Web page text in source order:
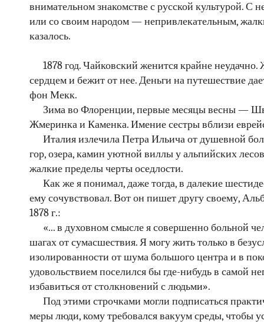
внимательном знакомстве с русской культурой. С
или со своим народом — непривлекательным,
казалось.
1878 год. Чайковский женится крайне
сердцем и бежит от нее. Деньги на путешествие
фон Мекк.
Зима во Флоренции, первые месяцы весны —
Жмеринка и Каменка. Имение сестры вблизи
Италия излечила Петра Ильича от душевной
гор, озера, камин уютной виллы у альпийских
жалкие пределы черты оседлости.
Как же я понимал, даже тогда, в далекие
ему сочувствовал. Вот он пишет другу своему,
1878 г.:
«... в духовном смысле я совершенно больной
шагах от сумасшествия. Я могу жить только в
изолированности от шума большого центра и в
удовольствием поселился бы где-нибудь в самой
избавиться от столкновений с людьми».
Под этими строчками могли подписаться
меры люди, кому требовался вакуум среды, чтобы